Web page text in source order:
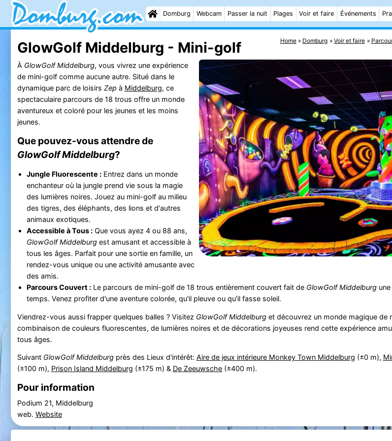
Domburg Webcam Passer la nuit Plages Voir et faire Événements
Home Domburg Voir et faire
GlowGolf Middelburg - Mini-golf
À GlowGolf Middelburg, vous vivrez une expérience
de mini-golf comme aucune autre. Situé dans le
dynamique parc de loisirs Zep à Middelburg, ce
spectaculaire parcours de 18 trous offre un monde
aventureux et coloré pour les jeunes et les moins
jeunes.
Que pouvez-vous attendre de
GlowGolf Middelburg?
Jungle Fluorescente :Entrez dans un monde
enchanteur où la jungle prend vie sous la magie
des lumières noires. Jouez au mini-golf au milieu
des tigres, des éléphants, des lions et d'autres
animaux exotiques.
Accessible à Tous :Que vous ayez 4 ou 88 ans,
GlowGolf Middelburgest amusant et accessible à
tous les âges. Parfait pour une sortie en famille, un
rendez-vous unique ou une activité amusante avec
des amis.
Parcours Couvert :Le parcours de mini-golf de 18 trous entièrement couvert fait de GlowGolf Middelburgune
temps. Venez profiter d'une aventure colorée, qu'il pleuve ou qu'il fasse soleil.
Viendrez-vous aussi frapper quelques balles ? Visitez GlowGolf Middelburget découvrez un monde magique de
combinaison de couleurs fluorescentes, de lumières noires et de décorations joyeuses rend cette expérience
tous âges.
Suivant GlowGolf Middelburgprès des Lieux d'intérêt: Aire de jeux intérieure Monkey Town Middelburg (±0 m),
(±100 m), Prison Island Middelburg (±175 m) & De Zeeuwsche(±400 m).
Pour information
Podium 21, Middelburg
web. Website